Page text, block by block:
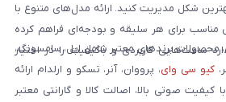
شکل مدیریت کنید. ارائه مدل‌های متنوع با
مناسب برای هر سلیقه و بودجه‌ای فراهم کرده
ساعت‌هایی کاربردی و باکیفیت را در اختیار
برندهای معتبر شامل اپل، سامسونگ،
کیو سی وای، پرووان، آنر، تسکو و ارلدام ارائه
صوتی بالا، اصالت کالا و گارانتی معتبر